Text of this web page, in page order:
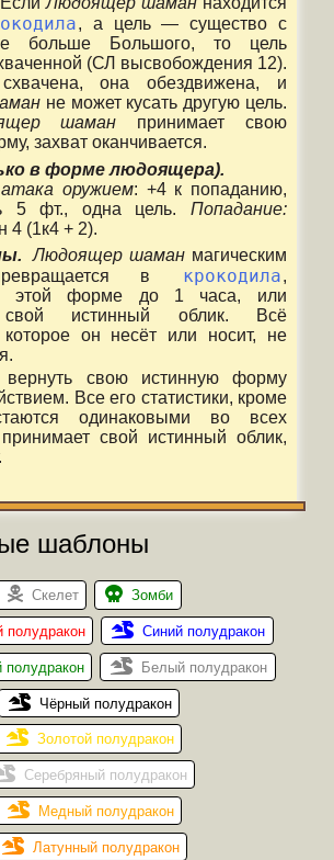
, а цель — существо с
больше Большого, то цель
(СЛ высвобождения 12).
она обездвижена, и
не может кусать другую цель.
шаманпринимает свою
захват оканчивается.
в форме людоящера).
оружием: +4 к попаданию,
5 фт., одна цель. Попадание:
4 (1к4 + 2).
Людоящер шаманмагическим
в
крокодила,
этой форме до 1 часа, или
свой истинный облик. Всё
он несёт или носит, не
свою истинную форму
Все его статистики, кроме
одинаковыми во всех
свой истинный облик,
шаблоны
Скелет Зомби
полудракон Синий полудракон
полудракон Белый полудракон
Чёрный полудракон
Золотой полудракон
Серебряный полудракон
Медный полудракон
Латунный полудракон